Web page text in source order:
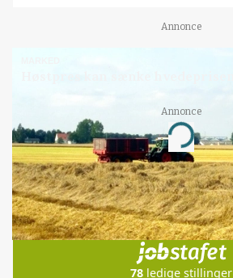
Annonce
Annonce
Loading...
Jobs
i samarbejde med
78 ledige stillinger